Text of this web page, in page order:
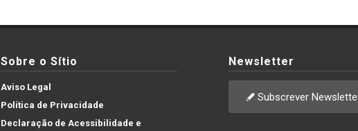
Sobre o Sítio
Aviso Legal
Política de Privacidade
Declaração de Acessibilidade e
Newsletter
Subscrever